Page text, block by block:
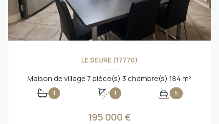
LE SEURE (17770)
Maison de village 7 pièce(s) 3 chambre(s) 184 m²
1 1 5
195 000 €